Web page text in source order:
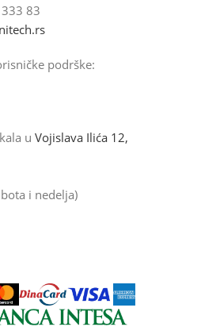
83
podrške:
u Vojislava Ilića 12,
i nedelja)